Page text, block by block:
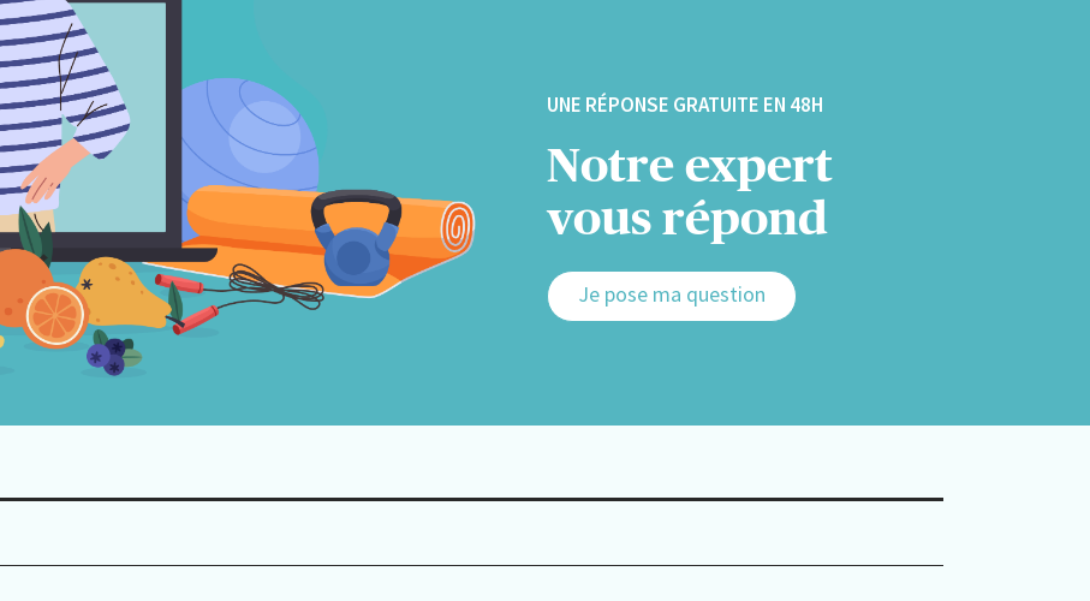
UNE RÉPONSE GRATUITE EN 48H
Notre expert
vous répond
Je pose ma question